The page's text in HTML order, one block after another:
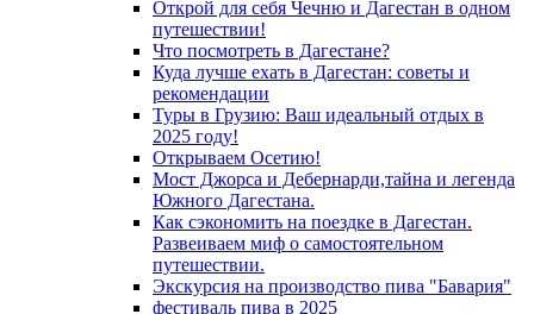
Открой для себя Чечню и Дагестан в одном
путешествии!
Что посмотреть в Дагестане?
Куда лучше ехать в Дагестан: советы и
рекомендации
Туры в Грузию: Ваш идеальный отдых в
2025 году!
Открываем Осетию!
Мост Джорса и Дебернарди,тайна и легенда
Южного Дагестана.
Как сэкономить на поездке в Дагестан.
Развеиваем миф о самостоятельном
путешествии.
Экскурсия на производство пива "Бавария"
фестиваль пива в 2025